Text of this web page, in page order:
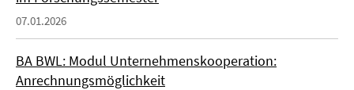
07.01.2026
BA BWL: Modul Unternehmenskooperation:
Anrechnungsmöglichkeit